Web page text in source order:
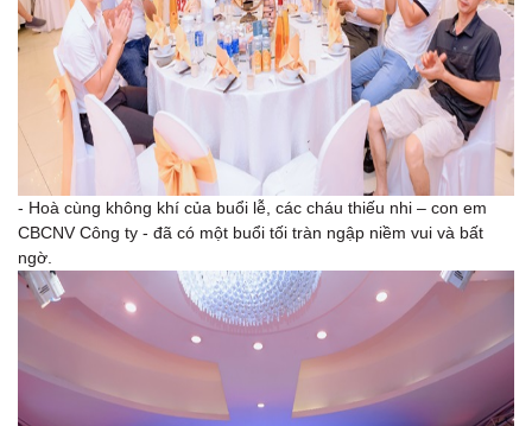
- Hoà cùng không khí của buổi lễ, các cháu thiếu nhi – con em
CBCNV Công ty - đã có một buổi tối tràn ngập niềm vui và bất
ngờ.